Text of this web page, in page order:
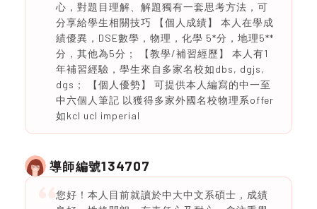
心，對題目理解、解題獨有一套思考方法，可
分享給學生相關技巧 【個人成績】 本人在學成
績優異，DSE數學，物理，化學 5*分，地理5**
分，其他為5分； 【教學/補習經歷】 本人有1
年補習經驗，學生來自多家名校如dbs, dgjs,
dgs； 【個人優勢】 可提供本人編寫的中一至
中六個人筆記 以獲得多家外國名校物理系offer
如kcl ucl imperial
導師編號134707
您好！本人目前就讀於中大中文系碩士，成績